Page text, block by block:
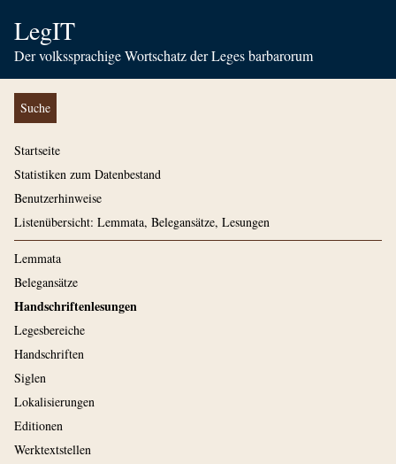
LegIT
Der volkssprachige Wortschatz der Leges barbarorum
Suche
Startseite
Statistiken zum Datenbestand
Benutzerhinweise
Listenübersicht: Lemmata, Belegansätze, Lesungen
Lemmata
Belegansätze
Handschriftenlesungen
Legesbereiche
Handschriften
Siglen
Lokalisierungen
Editionen
Werktextstellen